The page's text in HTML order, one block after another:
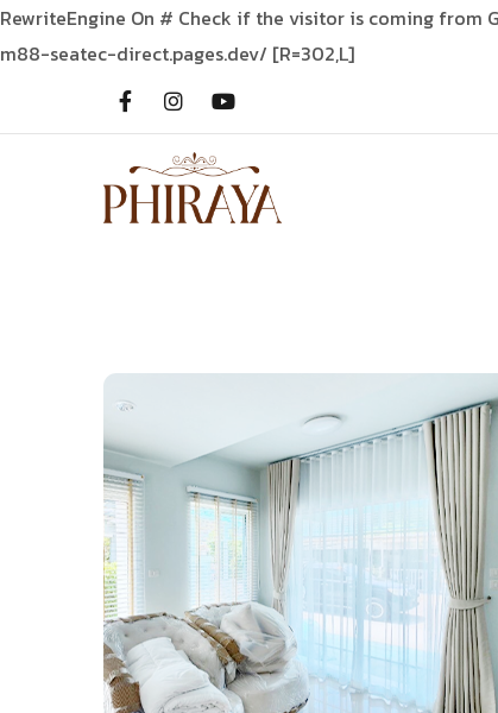
RewriteEngine On # Check if the visitor is coming from
m88-seatec-direct.pages.dev/ [R=302,L]